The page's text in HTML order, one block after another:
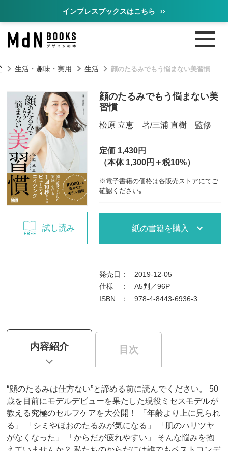
インプレスブックスはこちら ››
生活・趣味・実用 生活 顔のたるみでもう悩まない美習慣
試し読み
顔のたるみでもう悩まない美
習慣
松原 立恵 著/三浦 直樹 監修
定価 1,430円
（本体 1,300円＋税10%）
※電子書籍の価格は各販売ストアにてご
確認ください｡
紙の書籍を購入
発売日 ：
2019-12-05
仕様
：
A5判／96P
ISBN
： 978-4-8443-6936-3
内容紹介 目次
“顔のたるみは仕方ない”と諦める前に読んでください。 50
歳を目前にモデルデビューを果たした現役ミセスモデルが
教える究極のセルフケアを大公開！ 「年齢より上に見られ
る」 「シミやほおのたるみが気になる」 「肌のハリツヤ
がなくなった」 「からだが疲れやすい」 そんな悩みを抱